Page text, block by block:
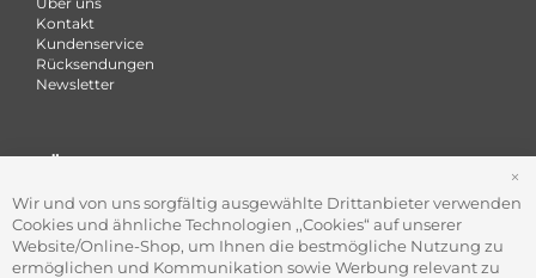
Kontakt
Kundenservice
Rücksendungen
Newsletter
FÜR FIRMEN
Office Coffee Kaffee für das Büro
Firmenkundenservice
Firmenrabatt-Programm
Werbegeschenke
Wir und von uns sorgfältig ausgewählte Drittanbieter verwenden
Cookies und ähnliche Technologien ,,Cookies“ auf unserer
Website/Online-Shop, um Ihnen die bestmögliche Nutzung zu
ermöglichen und Kommunikation sowie Werbung relevant zu